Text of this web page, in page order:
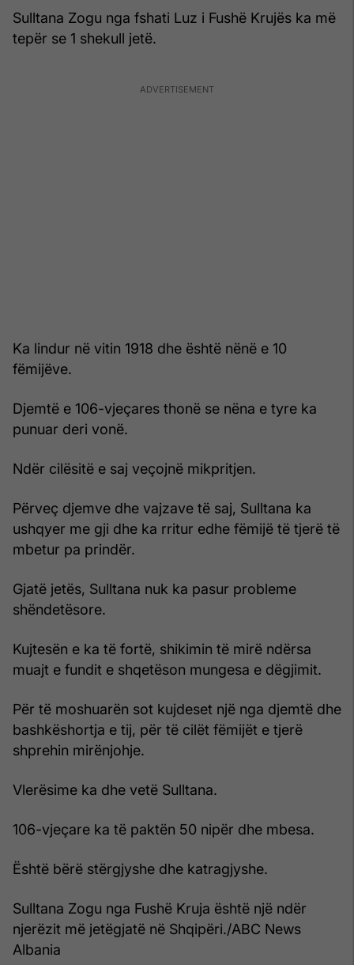
Sulltana Zogu nga fshati Luz i Fushë Krujës ka më
tepër se 1 shekull jetë.
Ka lindur në vitin 1918 dhe është nënë e 10
fëmijëve.
Djemtë e 106-vjeçares thonë se nëna e tyre ka
punuar deri vonë.
Ndër cilësitë e saj veçojnë mikpritjen.
Përveç djemve dhe vajzave të saj, Sulltana ka
ushqyer me gji dhe ka rritur edhe fëmijë të tjerë të
mbetur pa prindër.
Gjatë jetës, Sulltana nuk ka pasur probleme
shëndetësore.
Kujtesën e ka të fortë, shikimin të mirë ndërsa
muajt e fundit e shqetëson mungesa e dëgjimit.
Për të moshuarën sot kujdeset një nga djemtë dhe
bashkëshortja e tij, për të cilët fëmijët e tjerë
shprehin mirënjohje.
Vlerësime ka dhe vetë Sulltana.
106-vjeçare ka të paktën 50 nipër dhe mbesa.
Është bërë stërgjyshe dhe katragjyshe.
Sulltana Zogu nga Fushë Kruja është një ndër
njerëzit më jetëgjatë në Shqipëri./ABC News
Albania